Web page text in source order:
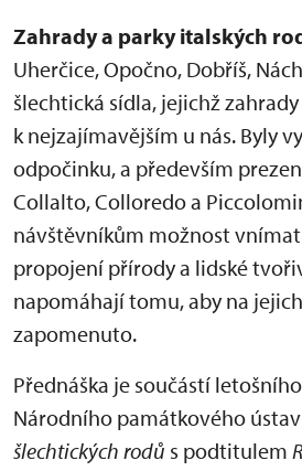
Zahrady a parky italských
Uherčice, Opočno, Dobříš,
šlechtická sídla, jejichž
k nejzajímavějším u nás. Byly
odpočinku, a především
Collalto, Colloredo a
návštěvníkům možnost
propojení přírody a lidské
napomáhají tomu, aby na
zapomenuto.
Přednáška je součástí
Národního památkového
šlechtických rodů s podtitulem